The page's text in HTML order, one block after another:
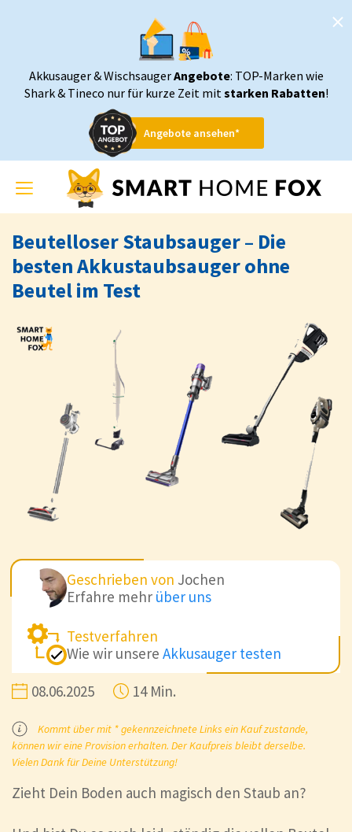
Akkusauger & WischsaugerAngebote: TOP-Marken wie
Shark & Tineco nur für kurze Zeit mitstarken Rabatten!
Angebote ansehen*
Toggle
navigation
Beutelloser Staubsauger – Die
besten Akkustaubsauger ohne
Beutel im Test
Geschrieben von Jochen
Erfahre mehr über uns
Testverfahren
Wie wir unsere Akkusauger testen
08.06.2025 14 Min.
Kommt über mit * gekennzeichnete Links ein Kauf zustande,
können wir eine Provision erhalten. Der Kaufpreis bleibt derselbe.
Vielen Dank für Deine Unterstützung!
Zieht Dein Boden auch magisch den Staub an?